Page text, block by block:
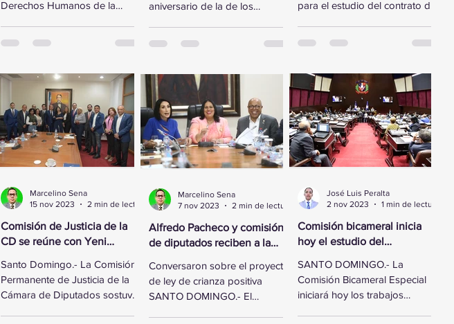
Derechos Humanos de la
aniversario de la de los
para el estudio del contrato de
Comisión de Justicia de la
CD se reúne con Yeni
Santo Domingo.- La Comisión
Permanente de Justicia de la
Cámara de Diputados sostuvo
Marcelino Sena
15 nov 2023
Alfredo Pacheco y comisión
de diputados reciben a la
Conversaron sobre el proyecto
de ley de crianza positiva
SANTO DOMINGO.- El
Marcelino Sena
7 nov 2023
Comisión bicameral inicia
hoy el estudio del
Estado 2024
SANTO DOMINGO.- La
Comisión Bicameral Especial
iniciará hoy los trabajos
José Luis Peralta
2 nov 2023
1 min de lectura